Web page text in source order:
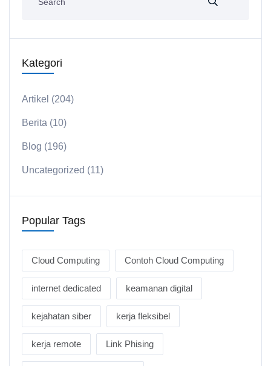
Kategori
Artikel (204)
Berita (10)
Blog (196)
Uncategorized (11)
Popular Tags
Cloud Computing Contoh Cloud Computing
internet dedicated keamanan digital
kejahatan siber kerja fleksibel
kerja remote Link Phising